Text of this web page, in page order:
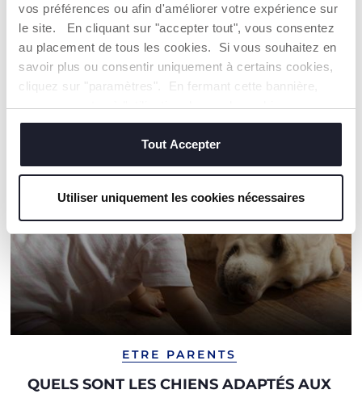
vos préférences ou afin d'améliorer votre expérience sur
le site. En cliquant sur "accepter tout", vous consentez
au placement de tous les cookies. Si vous souhaitez en
savoir plus ou consentir uniquement à certains cookies,
cliquez sur "paramètres". En fermant cette bannière,
vous consentez à l'utilisation des seuls cookies
techniques, qui sont essentiels au service demandé.
Tout Accepter
Utiliser uniquement les cookies nécessaires
NOS RECOMMANDATIONS
ETRE PARENTS
QUELS SONT LES CHIENS ADAPTÉS AUX